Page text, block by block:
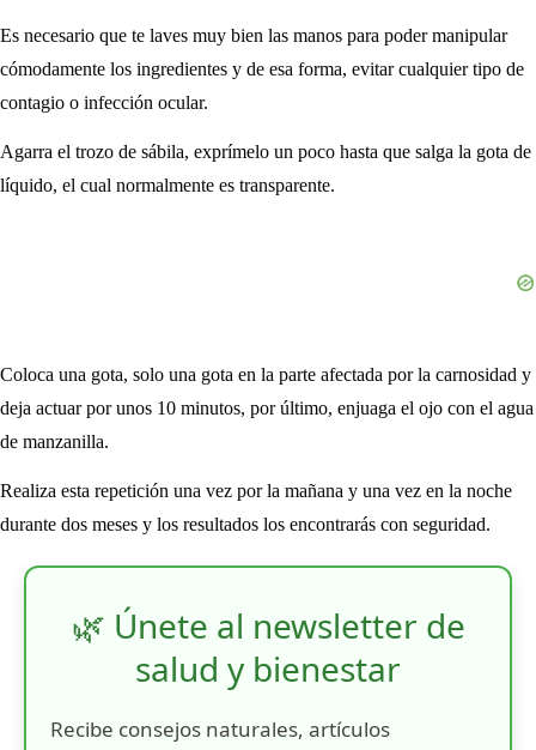
Es necesario que te laves muy bien las manos para poder manipular
cómodamente los ingredientes y de esa forma, evitar cualquier tipo de
contagio o infección ocular.
Agarra el trozo de sábila, exprímelo un poco hasta que salga la gota de
líquido, el cual normalmente es transparente.
Coloca una gota, solo una gota en la parte afectada por la carnosidad y
deja actuar por unos 10 minutos, por último, enjuaga el ojo con el agua
de manzanilla.
Realiza esta repetición una vez por la mañana y una vez en la noche
durante dos meses y los resultados los encontrarás con seguridad.
🌿 Únete al newsletter de
salud y bienestar
Recibe consejos naturales, artículos